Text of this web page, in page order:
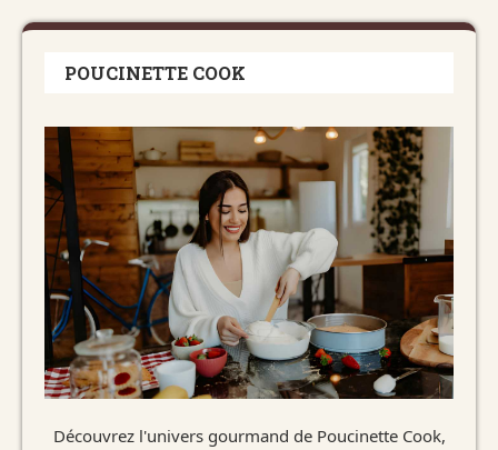
POUCINETTE COOK
Découvrez l'univers gourmand de Poucinette Cook,